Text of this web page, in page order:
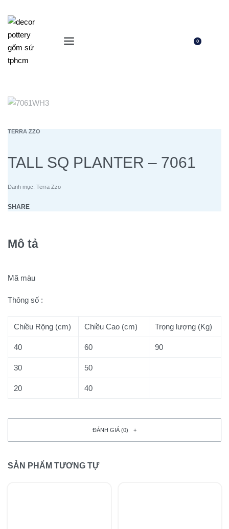
0
TERRA ZZO
TALL SQ PLANTER – 7061
Danh mục: Terra Zzo
SHARE
Mô tả
Mã màu
Thông số :
Chiều Rộng (cm) Chiều Cao (cm) Trọng lượng (Kg)
40 60 90
30 50
20 40
ĐÁNH GIÁ (0)
SẢN PHẨM TƯƠNG TỰ